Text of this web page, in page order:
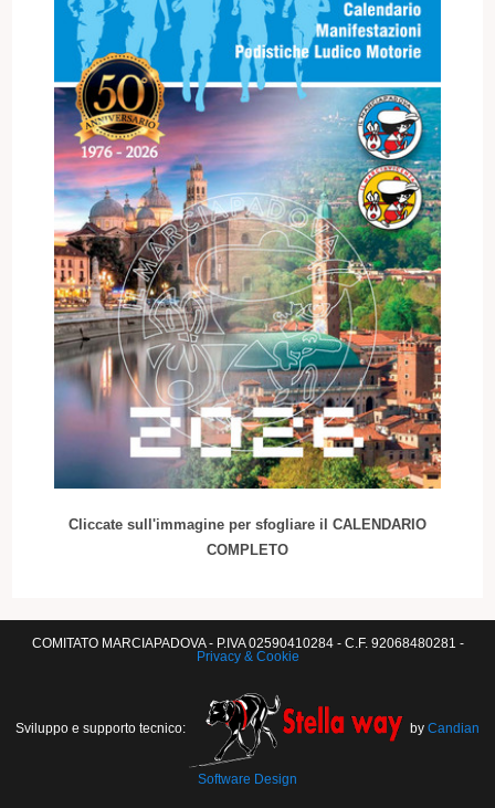
Cliccate sull'immagine per sfogliare il CALENDARIO
COMPLETO
COMITATO MARCIAPADOVA - P.IVA 02590410284 - C.F. 92068480281 -
Privacy & Cookie
Sviluppo e supporto tecnico: by Candian
Software Design